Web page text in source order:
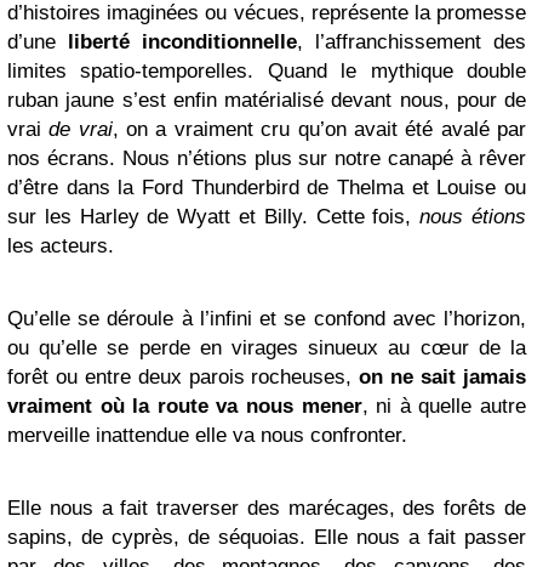
d’histoires imaginées ou vécues, représente la promesse
d’une liberté inconditionnelle, l’affranchissement des
limites spatio-temporelles. Quand le mythique double
ruban jaune s’est enfin matérialisé devant nous, pour de
vraide vrai, on a vraiment cru qu’on avait été avalé par
nos écrans. Nous n’étions plus sur notre canapé à rêver
d’être dans la Ford Thunderbird de Thelma et Louise ou
sur les Harley de Wyatt et Billy. Cette fois,nous étions
les acteurs.
Qu’elle se déroule à l’infini et se confond avec l’horizon,
ou qu’elle se perde en virages sinueux au cœur de la
forêt ou entre deux parois rocheuses,on ne sait jamais
vraiment où la route va nous mener, ni à quelle autre
merveille inattendue elle va nous confronter.
Elle nous a fait traverser des marécages, des forêts de
sapins, de cyprès, de séquoias. Elle nous a fait passer